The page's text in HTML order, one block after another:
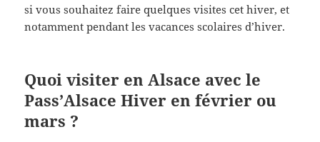
si vous souhaitez faire quelques visites cet hiver, et
notamment pendant les vacances scolaires d’hiver.
Quoi visiter en Alsace avec le
Pass’Alsace Hiver en février ou
mars ?